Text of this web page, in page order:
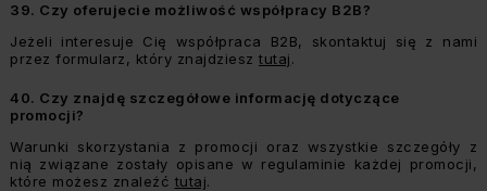
39. Czy oferujecie możliwość współpracy B2B?
Jeżeli interesuje Cię współpraca B2B, skontaktuj się z nami
przez formularz, który znajdziesz tutaj.
40. Czy znajdę szczegółowe informację dotyczące
promocji?
Warunki skorzystania z promocji oraz wszystkie szczegóły z
nią związane zostały opisane w regulaminie każdej promocji,
które możesz znaleźć tutaj.